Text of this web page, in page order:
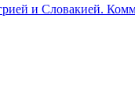
и Словакией.